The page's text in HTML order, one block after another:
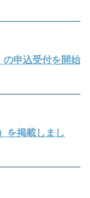
申込受付を開始
を掲載しまし